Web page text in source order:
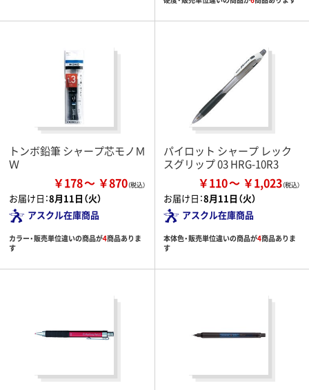
トンボ鉛筆 シャープ芯モノＭ
Ｗ
￥178 ￥870
お届け日：8月11日（火）
アスクル在庫商品
カラー・販売単位違いの商品が4商品ありま
す
パイロット シャープ レック
スグリップ 03 HRG-10R3
￥110 ￥1,023
お届け日：8月11日（火）
アスクル在庫商品
本体色・販売単位違いの商品が4商品ありま
す